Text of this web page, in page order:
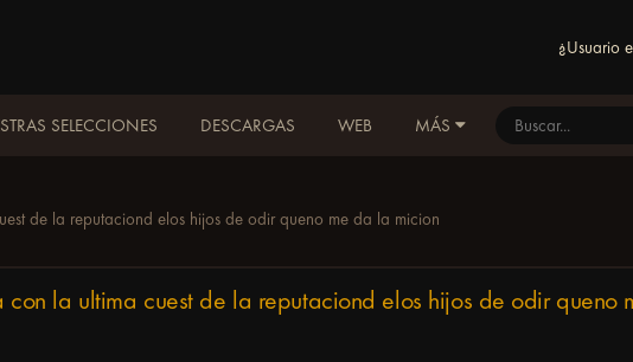
¿Usuario
SELECCIONES DESCARGAS WEB MÁS
de la reputaciond elos hijos de odir queno me da la micion
la ultima cuest de la reputaciond elos hijos de odir queno